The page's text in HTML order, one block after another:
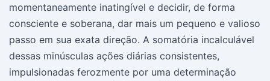
momentaneamente inatingível e decidir, de forma
consciente e soberana, dar mais um pequeno e valioso
passo em sua exata direção. A somatória incalculável
dessas minúsculas ações diárias consistentes,
impulsionadas ferozmente por uma determinação